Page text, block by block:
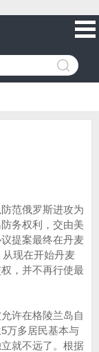
范俄罗斯进攻为
务权利，交由美
提案最终在丹麦
现在开始丹麦
，并不再行使最
许在格陵兰岛自
万多居民基本与
就不远了。根据